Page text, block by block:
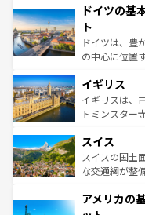
せる。地方に
ンテンツ一覧
で、幅広い魅
聖堂、美しい
から魅了する
れ、フランス
香り高いラベ
らに、パリ以
も豊かな歴史
を参照してほ
ドイツの基
ト
ドイツは、豊
の中心に位置
顔を持つこの
ルリンの文化
してライン川
は、お酒好きな人
ドイツ情報は
イギリス
イギリスは、
トミンスター
リアごとに異
ティー、ビー
戦など、本場
ンツ一覧を参
スイス
スイスの国土
な交通網が整
の建物がその
アメリカの